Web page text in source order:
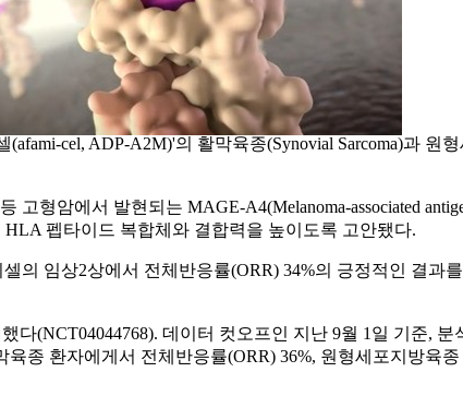
cel, ADP-A2M)'의 활막육종(Synovial Sarcoma)과 원
형암에서 발현되는 MAGE-A4(Melanoma-associated
펩타이드 복합체와 결합력을 높이도록 고안됐다.
의 임상2상에서 전체반응률(ORR) 34%의 긍정적인 결과
(NCT04044768). 데이터 컷오프인 지난 9월 1일 기준,
종 환자에게서 전체반응률(ORR) 36%, 원형세포지방육